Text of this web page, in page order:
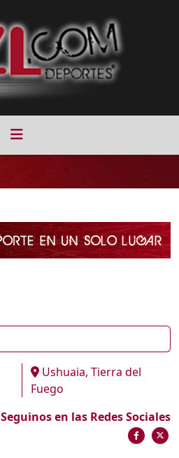
Ushuaia, Tierra del
Fuego
Seguinos en las Redes Sociales